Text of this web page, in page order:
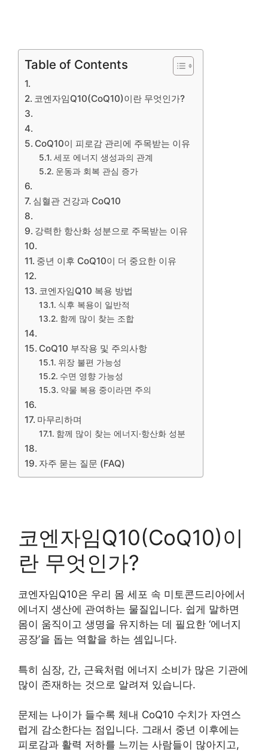
Table of Contents
코엔자임Q10(CoQ10)이란 무엇인가?
CoQ10이 피로감 관리에 주목받는 이유
세포 에너지 생성과의 관계
운동과 회복 관심 증가
심혈관 건강과 CoQ10
강력한 항산화 성분으로 주목받는 이유
중년 이후 CoQ10이 더 중요한 이유
코엔자임Q10 복용 방법
식후 복용이 일반적
함께 많이 찾는 조합
CoQ10 부작용 및 주의사항
위장 불편 가능성
수면 영향 가능성
약물 복용 중이라면 주의
마무리하며
함께 많이 찾는 에너지·항산화 성분
자주 묻는 질문 (FAQ)
코엔자임Q10(CoQ10)이
란 무엇인가?
코엔자임Q10은 우리 몸 세포 속 미토콘드리아에서
에너지 생산에 관여하는 물질입니다. 쉽게 말하면
몸이 움직이고 생명을 유지하는 데 필요한 ‘에너지
공장’을 돕는 역할을 하는 셈입니다.
특히 심장, 간, 근육처럼 에너지 소비가 많은 기관에
많이 존재하는 것으로 알려져 있습니다.
문제는 나이가 들수록 체내 CoQ10 수치가 자연스
럽게 감소한다는 점입니다. 그래서 중년 이후에는
피로감과 활력 저하를 느끼는 사람들이 많아지고,